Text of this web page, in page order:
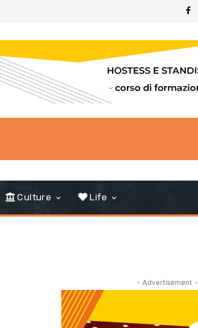
Culture Life
- Advertisement -